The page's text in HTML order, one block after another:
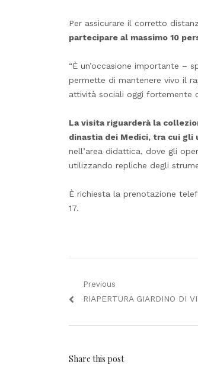
Per assicurare il corretto
partecipare al massimo 10
“È un’occasione importante –
permette di mantenere vivo il
attività sociali oggi fortemente
La visita riguarderà la
dinastia dei Medici, tra cui
nell’area didattica, dove gli
utilizzando repliche degli
È richiesta la prenotazione
17.
Navigazione
articoli
Previous
Previous
RIAPERTURA GIARDINO DI
Share this post